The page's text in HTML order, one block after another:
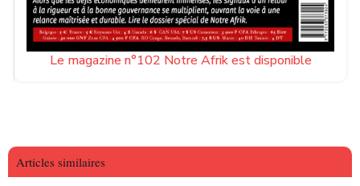
Le magazine n°102 Notre Afrik est disponible
Articles similaires